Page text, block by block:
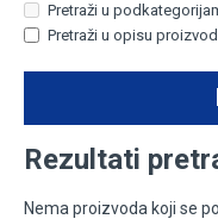
Pretraži u
Pretraži u opisu
Rezultati
Nema proizvoda koji se